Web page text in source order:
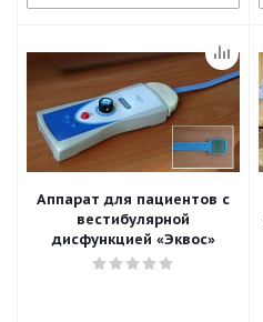
Аппарат для пациентов с
вестибулярной
дисфункцией «Эквос»